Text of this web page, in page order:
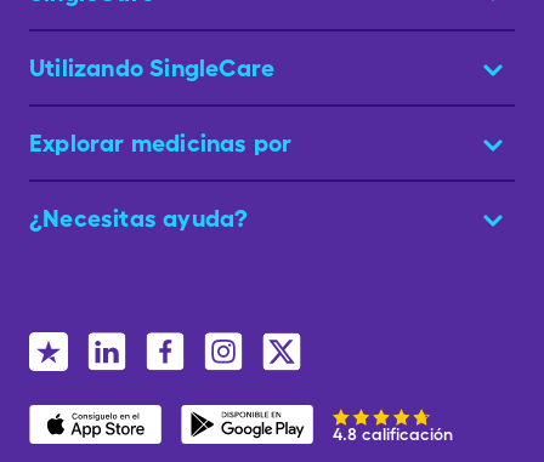
Utilizando SingleCare
Explorar medicinas por
¿Necesitas ayuda?
4.8 calificación